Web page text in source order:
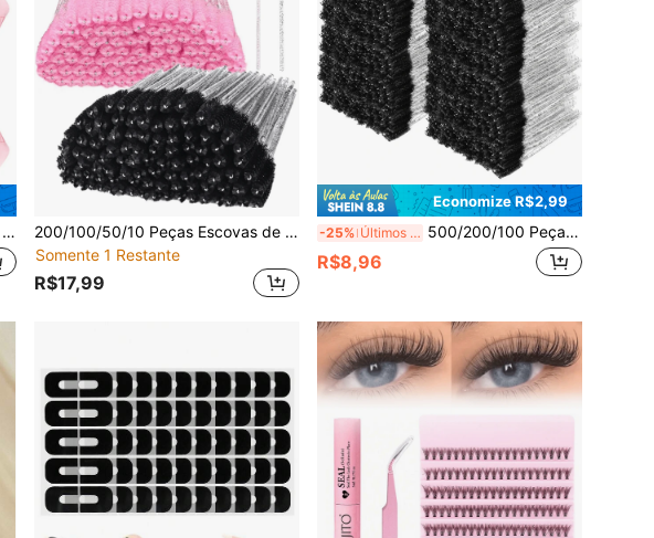
200/100/50/10 Peças Escovas de Cílios, Varetas de Rímel, Escovinhas Descartáveis Dobráveis para Sobrancelhas, Escova de Cílios para Extensões de Cílios, Escova de Sobrancelhas, Escovas de Óleo de Rícino (Rosa Cristal)
Somente 1 Restante
R$17,99
Economize R$2,99
-25% Últimos 2 dias 500/200/100 Peças Conjunto de Presente Pincel para Cílios, Pente para Cílios, Pincel Descartável Flexível para Sobrancelhas, Pincel para Extensão de Cílios, Pincel para Sobrancelhas, Pincel de Óleo de Rícino (Preto Cristal)
R$8,96